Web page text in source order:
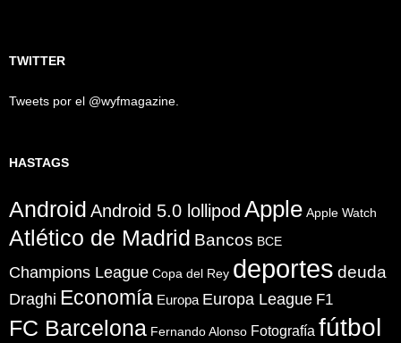
TWITTER
Tweets por el @wyfmagazine.
HASTAGS
Android Android 5.0 lollipod Apple Apple Watch
Atlético de Madrid Bancos BCE
Champions League Copa del Rey deportes deuda
Draghi Economía Europa Europa League F1
FC Barcelona Fernando Alonso Fotografía fútbol